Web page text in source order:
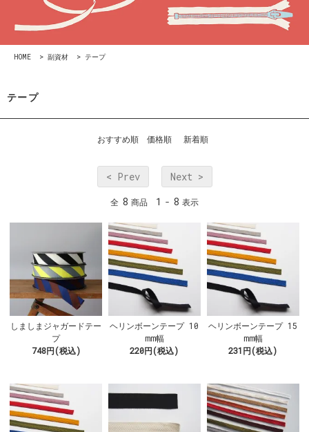
HOME > 副資材 > テープ
テープ
おすすめ順 価格順 新着順
< Prev Next >
全 8 商品 1 - 8 表示
しましまジャガードテー
プ
748円(税込)
ヘリンボーンテープ 10
mm幅
220円(税込)
ヘリンボーンテープ 15
mm幅
231円(税込)